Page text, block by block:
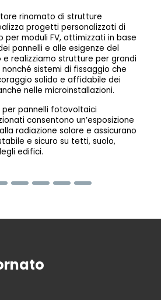
rinomato di strutture
progetti personalizzati di
per moduli FV, ottimizzati in base
pannelli e alle esigenze del
realizziamo strutture per grandi
sistemi di fissaggio che
solido e affidabile dei
nelle microinstallazioni.
per pannelli fotovoltaici
consentono un’esposizione
radiazione solare e assicurano
e sicuro su tetti, suolo,
edifici.